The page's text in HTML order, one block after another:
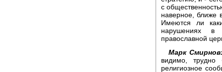
с
наверное, ближе
Имеются ли
нарушениях в
православной
Марк
видимо, трудно
религиозное